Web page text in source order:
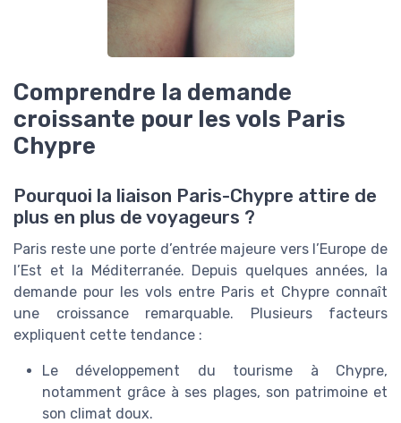
Comprendre la demande
croissante pour les vols Paris
Chypre
Pourquoi la liaison Paris-Chypre attire de
plus en plus de voyageurs ?
Paris reste une porte d’entrée majeure vers l’Europe de
l’Est et la Méditerranée. Depuis quelques années, la
demande pour les vols entre Paris et Chypre connaît
une croissance remarquable. Plusieurs facteurs
expliquent cette tendance :
Le développement du tourisme à Chypre,
notamment grâce à ses plages, son patrimoine et
son climat doux.